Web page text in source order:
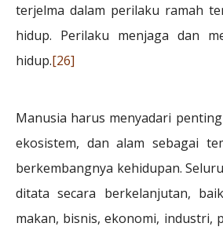
terjelma dalam perilaku ramah
hidup. Perilaku menjaga dan
hidup.[26]
Manusia harus menyadari
ekosistem, dan alam sebagai
berkembangnya kehidupan.
ditata secara berkelanjutan,
makan, bisnis, ekonomi, industri,